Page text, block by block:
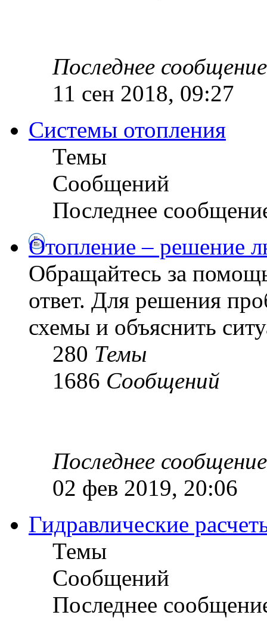
Последнее сообщение
11 сен 2018, 09:27
Системы отопления
Темы
Сообщений
Последнее
Отопление – решение
Обращайтесь за
ответ. Для решения
схемы и объяснить
280 Темы
1686 Сообщений
Последнее сообщение
02 фев 2019, 20:06
Гидравлические
Темы
Сообщений
Последнее